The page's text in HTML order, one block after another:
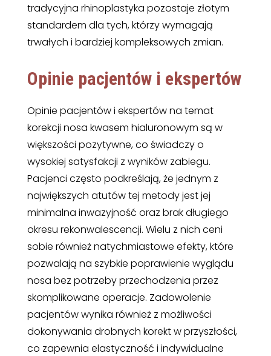
tradycyjna rhinoplastyka pozostaje złotym
standardem dla tych, którzy wymagają
trwałych i bardziej kompleksowych zmian.
Opinie pacjentów i ekspertów
Opinie pacjentów i ekspertów na temat
korekcji nosa kwasem hialuronowym są w
większości pozytywne, co świadczy o
wysokiej satysfakcji z wyników zabiegu.
Pacjenci często podkreślają, że jednym z
największych atutów tej metody jest jej
minimalna inwazyjność oraz brak długiego
okresu rekonwalescencji. Wielu z nich ceni
sobie również natychmiastowe efekty, które
pozwalają na szybkie poprawienie wyglądu
nosa bez potrzeby przechodzenia przez
skomplikowane operacje. Zadowolenie
pacjentów wynika również z możliwości
dokonywania drobnych korekt w przyszłości,
co zapewnia elastyczność i indywidualne